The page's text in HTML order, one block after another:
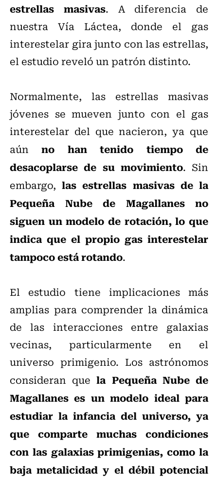
estrellas masivas. A diferencia de
nuestra Vía Láctea, donde el gas
interestelar gira junto con las estrellas,
el estudio reveló un patrón distinto.
Normalmente, las estrellas masivas
jóvenes se mueven junto con el gas
interestelar del que nacieron, ya que
aúnno han tenido tiempo de
desacoplarse de su movimiento. Sin
embargo,las estrellas masivas de la
Pequeña Nube de Magallanes no
siguen un modelo de rotación, lo que
indica que el propio gas interestelar
tampoco está rotando.
El estudio tiene implicaciones más
amplias para comprender la dinámica
de las interacciones entre galaxias
vecinas, particularmente en el
universo primigenio. Los astrónomos
consideran quela Pequeña Nube de
Magallanes es un modelo ideal para
estudiar la infancia del universo, ya
que comparte muchas condiciones
con las galaxias primigenias, como la
baja metalicidad y el débil potencial